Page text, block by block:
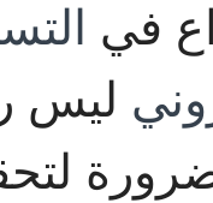
في
ليس